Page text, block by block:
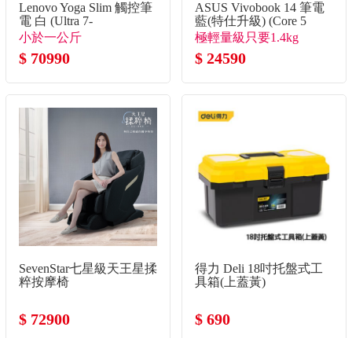
Lenovo Yoga Slim 觸控筆
電 白 (Ultra 7-
355/32G/1TB SSD/W11)
小於一公斤
$ 70990
ASUS Vivobook 14 筆電
藍(特仕升級) (Core 5
120U/8G+8G/1TB
SSD/W11)
極輕量級只要1.4kg
$ 24590
SevenStar七星級天王星揉
粹按摩椅
$ 72900
得力 Deli 18吋托盤式工
具箱(上蓋黃)
$ 690